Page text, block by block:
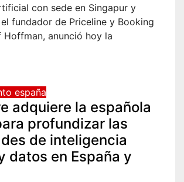
con sede en Singapur y
fundador de Priceline y Booking
Hoffman, anunció hoy la
españa
adquiere la española
profundizar las
de inteligencia
datos en España y